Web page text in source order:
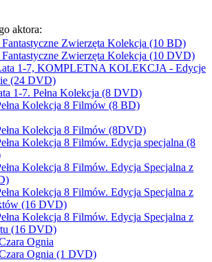
aktora:
Zwierzęta Kolekcja (10 BD)
Zwierzęta Kolekcja (10 DVD)
1-7, KOMPLETNA KOLEKCJA - Edycje
(24 DVD)
1-7. Pełna Kolekcja (8 DVD)
Kolekcja 8 Filmów (8 BD)
Kolekcja 8 Filmów (8DVD)
Kolekcja 8 Filmów. Edycja specjalna (8
Kolekcja 8 Filmów. Edycja Specjalna z
Kolekcja 8 Filmów. Edycja Specjalna z
(16 DVD)
Kolekcja 8 Filmów. Edycja Specjalna z
(16 DVD)
Ognia
Ognia (1 DVD)